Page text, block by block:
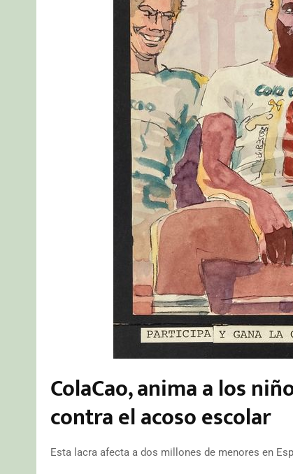
ColaCao, anima a los
contra el acoso escolar
Esta lacra afecta a dos millones de menores en